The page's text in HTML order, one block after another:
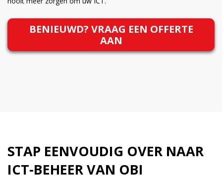
BENIEUWD? VRAAG EEN OFFERTE
AAN
STAP EENVOUDIG OVER NAAR
ICT-BEHEER VAN OBI